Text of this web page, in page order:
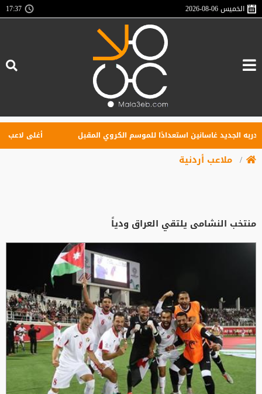
الخميس2026-08-06
17:37
غاسانين استعدادًا للموسم الكروي المقبل أغلى لاعب في
ملاعب أردنية
منتخب النشامى يلتقي العراق ودياً